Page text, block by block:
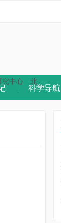
科学导航
究中心 北